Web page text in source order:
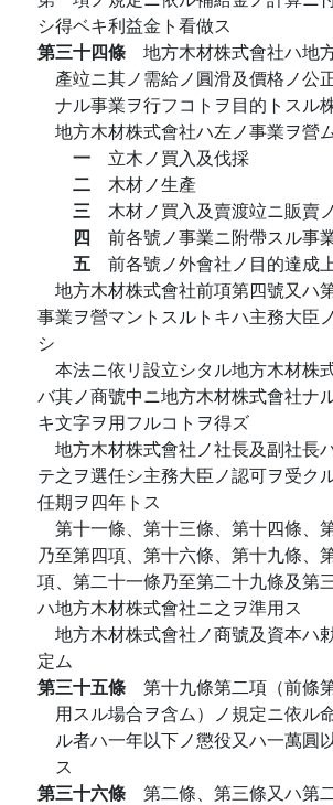
シ得ベキ利益金ト看做ス
第三十四條 地方木材株式會社ハ地
產竝ニ其ノ需給ノ圓滑及價格ノ公
ナル事業ヲ行フコトヲ目的トスル
地方木材株式會社ハ左ノ事業ヲ營
一 立木ノ買入及伐採
二 木材ノ生產
三 木材ノ買入及賣渡竝ニ販賣
四 前各號ノ事業ニ附帶スル事
五 前各號ノ外會社ノ目的達成
地方木材株式會社前項第四號又ハ
事業ヲ營マントスルトキハ主務大臣
シ
本法ニ依リ設立シタル地方木材株
バ其ノ商號中ニ地方木材株式會社ナ
キ文字ヲ用フルコトヲ得ズ
地方木材株式會社ノ社長及副社長
テ之ヲ選任シ主務大臣ノ認可ヲ受ク
任期ヲ四年トス
第十一條、第十三條、第十四條、
乃至第四項、第十六條、第十九條、
項、第二十一條乃至第二十九條及第
ハ地方木材株式會社ニ之ヲ準用ス
地方木材株式會社ノ商號及資本ハ
定ム
第三十五條 第十九條第二項（前條
用スル場合ヲ含ム）ノ規定ニ依ル
ル者ハ一年以下ノ懲役又ハ一萬圓
ス
第三十六條 第二條、第三條又ハ第